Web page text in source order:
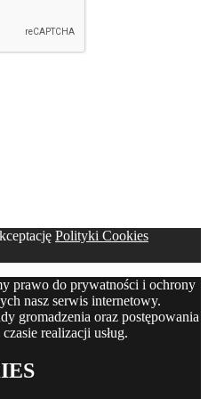
Polityki Cookies
prawo do prywatności i ochrony
nasz serwis internetowy.
gromadzenia oraz postępowania
realizacji usług.